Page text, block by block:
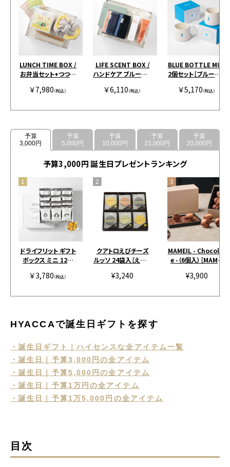
LUNCH TIME BOX /
お弁当セット+つつみ
ー
￥7,980（税込）
LIFE SCENT BOX /
ハンドケア ブルー＆ピ
￥6,110（税込）
BLUE BOTTLE MUG
2個セット［ブルーボト
￥5,170（税込）
予算
3,000円
予算
5,000円
予算
10,000円
予算
15,000円
予算
20,000円
予算3,000円 誕生日プレゼントランキング
ドライフリット ギフト
ボックス ミニ 12個
￥3,780（税込）
クアトロえびチーズ
ルッソ 24袋入［えびと
AHIDE］
¥3,240
MAMEIL - Chocolat
e -（6個入）［MAMEI
¥3,900
HYACCAで誕生日ギフトを探す
・誕生日ギフト｜ハイセンスな全アイテム一覧
・誕生日｜予算3,000円の全アイテム
・誕生日｜予算5,000円の全アイテム
・誕生日｜予算1万円の全アイテム
・誕生日｜予算1万5,000円の全アイテム
目次